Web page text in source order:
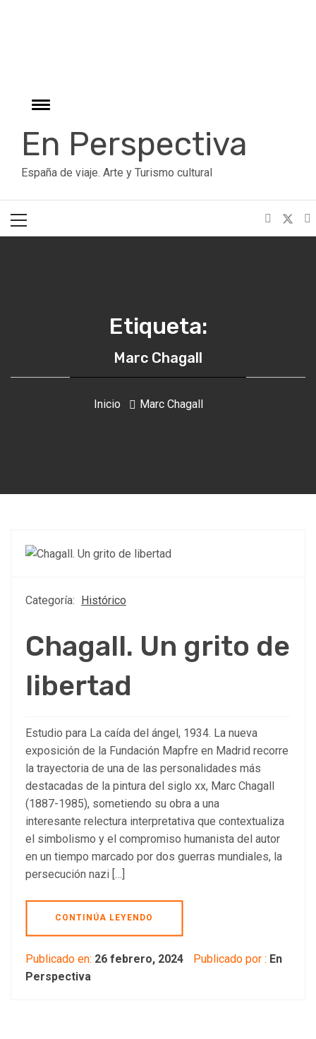
contenido
Cambiar
En Perspectiva
España de viaje. Arte y Turismo cultural
principal
Etiqueta:
Marc Chagall
Inicio Marc Chagall
Categoría: Histórico
Chagall. Un grito de
libertad
Estudio para La caída del ángel, 1934. La nueva
exposición de la Fundación Mapfre en Madrid recorre
la trayectoria de una de las personalidades más
destacadas de la pintura del siglo xx, Marc Chagall
(1887-1985), sometiendo su obra a una
interesante relectura interpretativa que contextualiza
el simbolismo y el compromiso humanista del autor
en un tiempo marcado por dos guerras mundiales, la
persecución nazi […]
CONTINÚA LEYENDO
Publicado en: 26 febrero, 2024 Publicado por : En
Perspectiva